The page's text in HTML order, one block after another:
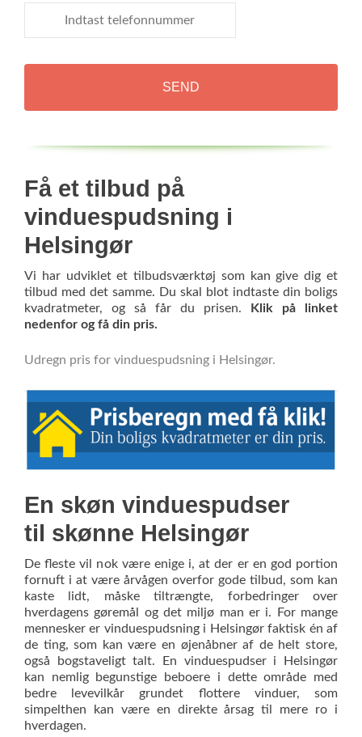
telefonnummer
Få et tilbud på
vinduespudsning i
Helsingør
Vi har udviklet et tilbudsværktøj som kan give dig et
tilbud med det samme. Du skal blot indtaste din boligs
kvadratmeter, og så får du prisen.
Klik på linket
nedenfor og få din pris.
Udregn pris for vinduespudsning i Helsingør.
En skøn vinduespudser
til skønne Helsingør
De fleste vil nok være enige i, at der er en god portion
fornuft i at være årvågen overfor gode tilbud, som kan
kaste lidt, måske tiltrængte, forbedringer over
hverdagens gøremål og det miljø man er i. For mange
mennesker er vinduespudsning i Helsingør faktisk én af
de ting, som kan være en øjenåbner af de helt store,
også bogstaveligt talt. En vinduespudser i Helsingør
kan nemlig begunstige beboere i dette område med
bedre levevilkår grundet flottere vinduer, som
simpelthen kan være en direkte årsag til mere ro i
hverdagen.